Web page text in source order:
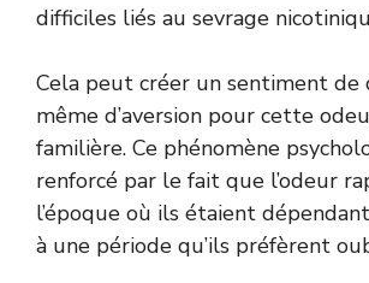
difficiles liés au sevrage
Cela peut créer un sentiment de
même d’aversion pour cette
familière. Ce phénomène
renforcé par le fait que l’odeur
l’époque où ils étaient
à une période qu’ils préfèrent